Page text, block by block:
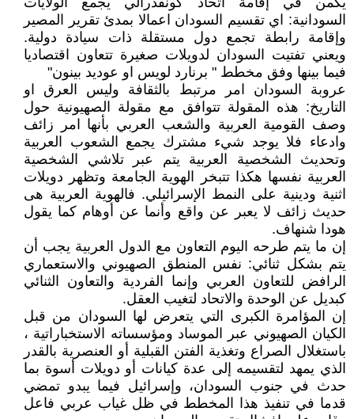
السودانية: اي تقسيم السودان اعمالا بمدئ تقرير المصير
وإقامة رابطة تجمع دول مستقلة ذات سيادة دولية.
ويعني تفتيت السودان لدويلات صغيرة تتعاون اقتصاديا
فيما بينها وفق مخطط " برنارد لويس او عوديد بينون"
عروبة السودان امر مرتبط بالثقافة وليس العرق او
التاريخ: هذه المقولة تتوافق مع مقولة الصهيونية حول
وصف القومية العربية والشعب العربي بأنها امر زائف
وادعاء فلا يوجد شيء مشترك يجمع الشعوب العربية
وتحديث الشخصية العربية يتم عبر تلاشي الشخصية
العربية نفسها هكذا تتبخر الهوية الجامعة وتظهر دويلات
اثنية ودينية على النمط الإسرائيلي. فالهوية العربية هى
حديث زائف لا يعبر عن واقع وأنما عن أوهام كما يقول
هودا شنهاف.
إن ما يتم طرحه اليوم التعاون مع الدول العربية يجب أن
يتم بشكل ثنائي: نفس المنطق الصهيوني والاستعماري
الرافض للتعاون العربي وإنما الفردية والتعاون الثنائي
كبديل عن الوحدة والاتحاد لتغيب العقل.
إن المؤامرة الكبرى التي يتعرض لها السودان من قبل
الكيان الصهيوني عبر الموساد ومؤسساته الاستخباراتية ،
باستغلال الصراع وتغذية الفتن القبلية أو العنصرية بالقدر
الذي يمهد لتقسيمه إلى عدة كيانات أو دويلات أسوة بما
حدث في جنوب السودان، وإسرائيل فيما يبدو تمضي
قدما في تنفيذ هذا المخطط في ظل غياب عربي فاعل